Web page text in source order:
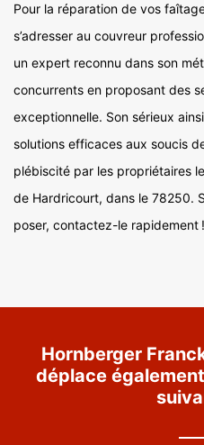
Pour la réparation de vos
s’adresser au couvreur
un expert reconnu dans son
concurrents en proposant des
exceptionnelle. Son sérieux
solutions efficaces aux soucis
plébiscité par les propriétaires
de Hardricourt, dans le 78250.
poser, contactez-le rapidement !
Hornberger
déplace